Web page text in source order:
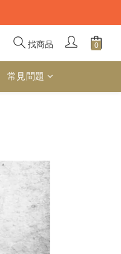
找商品
常見問題